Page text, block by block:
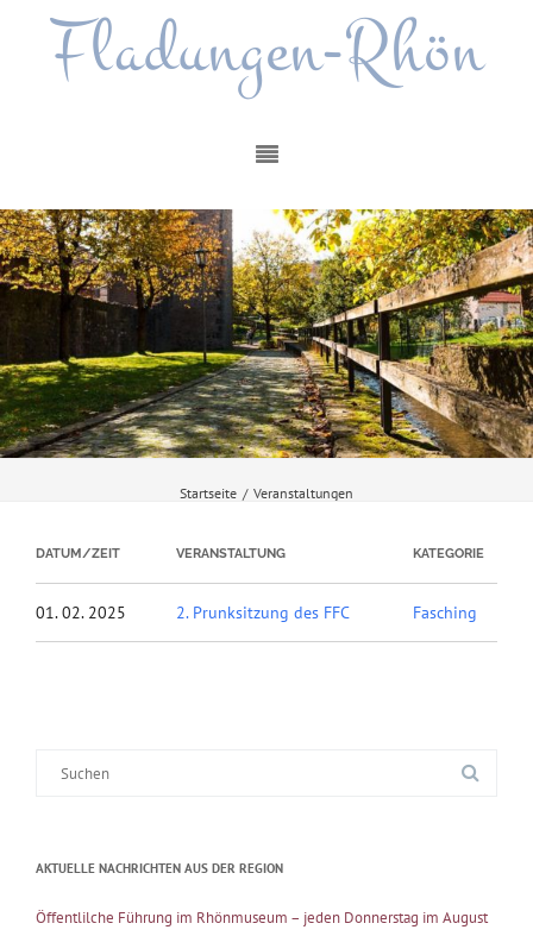
Fladungen-Rhön
Startseite / Veranstaltungen
DATUM/ZEIT VERANSTALTUNG KATEGORIE
01. 02. 2025 2. Prunksitzung des FFC Fasching
AKTUELLE NACHRICHTEN AUS DER REGION
Öffentlilche Führung im Rhönmuseum – jeden Donnerstag im August